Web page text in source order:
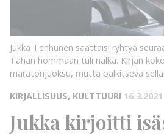
Jukka Tenhunen saattaisi ryhtyä
Tähän hommaan tuli nälkä. Kirjan
maratonjuoksu, mutta palkitseva
KIRJALLISUUS, KULTTUURI 16.3.2021
Jukka kirjoitti